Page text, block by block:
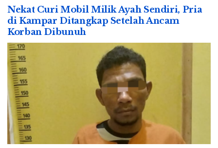
Nekat Curi Mobil Milik Ayah Sendiri, Pria
di Kampar Ditangkap Setelah Ancam
Korban Dibunuh